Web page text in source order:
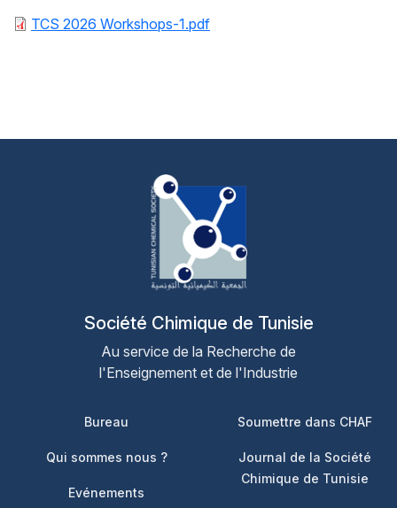
Pièces Jointes
Document
TCS 2026 Workshops-1.pdf
Société Chimique de Tunisie
Au service de la Recherche de
l'Enseignement et de l'Industrie
Bureau
Qui sommes nous ?
Evénements
Footer 2
Soumettre dans CHAF
Journal de la Société
Chimique de Tunisie